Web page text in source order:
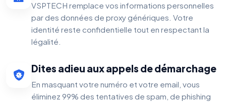
VSPTECH remplace vos informations personnelles
par des données de proxy génériques. Votre
identité reste confidentielle tout en respectant la
légalité.
Dites adieu aux appels de démarchage
En masquant votre numéro et votre email, vous
éliminez 99% des tentatives de spam, de phishing